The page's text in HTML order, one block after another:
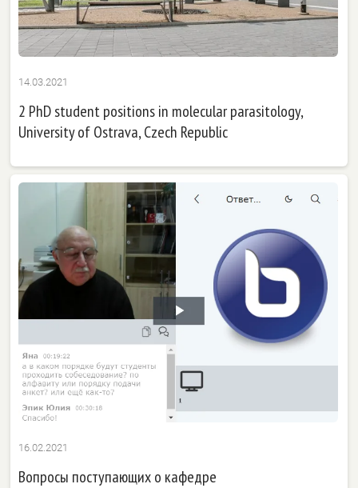
14.03.2021
2 PhD student positions in molecular parasitology,
University of Ostrava, Czech Republic
16.02.2021
Вопросы поступающих о кафедре